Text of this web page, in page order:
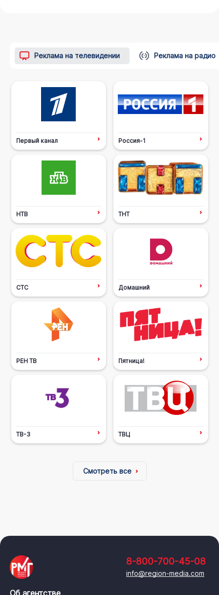
Реклама на телевидении Реклама на радио
Первый канал Россия-1
НТВ ТНТ
СТС Домашний
РЕН ТВ Пятница!
ТВ-3 ТВЦ
Смотреть все
8-800-700-45-08
info@region-media.com
Об агентстве